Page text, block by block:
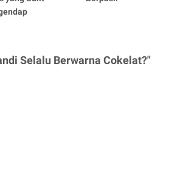
Selalu Berwarna Cokelat?"